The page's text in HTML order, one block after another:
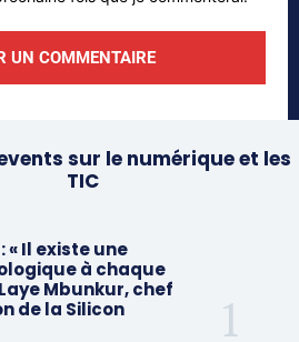
sur le numérique et les
TIC
: « Il existe une
à chaque
Mbunkur, chef
de la Silicon